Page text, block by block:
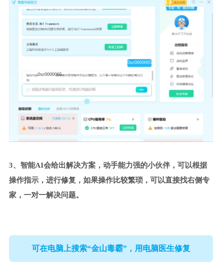
0xc0000005
0xc0000005
3、智能AI会给出解决方案，动手能力强的小伙伴，可以根据
操作指示，进行修复，如果操作比较繁琐，可以直接找右侧专
家，一对一解决问题。
可在电脑上搜索“金山毒霸”，用电脑医生修复